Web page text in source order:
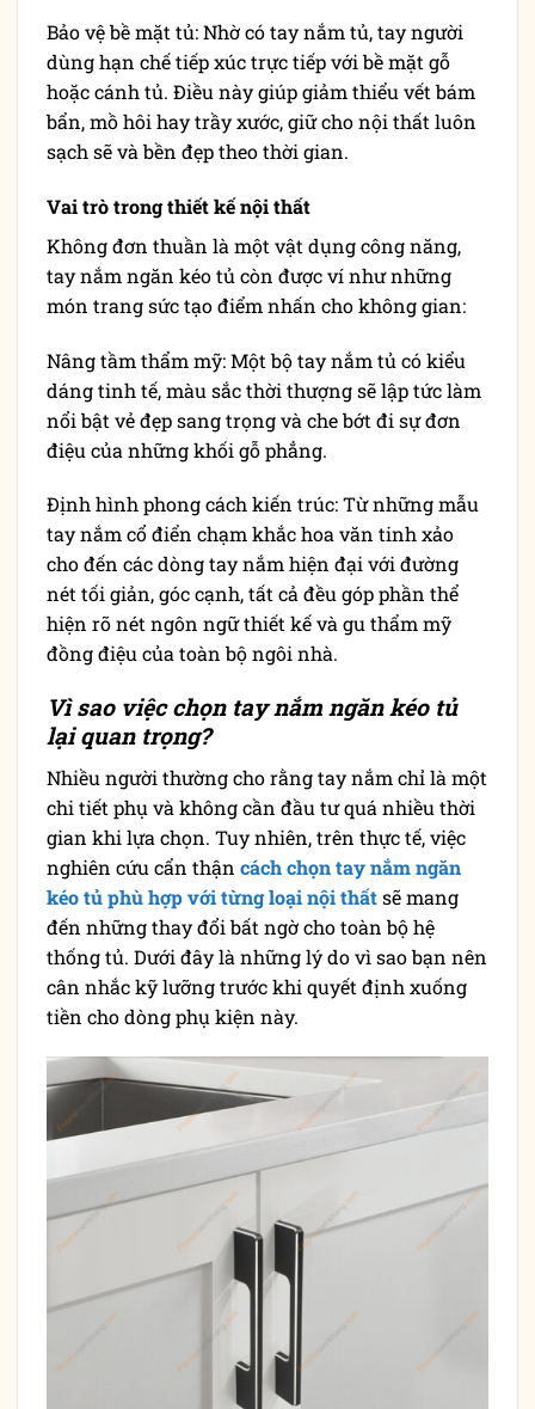
Bảo vệ bề mặt tủ: Nhờ có tay nắm tủ, tay người
dùng hạn chế tiếp xúc trực tiếp với bề mặt gỗ
hoặc cánh tủ. Điều này giúp giảm thiểu vết bám
bẩn, mồ hôi hay trầy xước, giữ cho nội thất luôn
sạch sẽ và bền đẹp theo thời gian.
Vai trò trong thiết kế nội thất
Không đơn thuần là một vật dụng công năng,
tay nắm ngăn kéo tủ còn được ví như những
món trang sức tạo điểm nhấn cho không gian:
Nâng tầm thẩm mỹ: Một bộ tay nắm tủ có kiểu
dáng tinh tế, màu sắc thời thượng sẽ lập tức làm
nổi bật vẻ đẹp sang trọng và che bớt đi sự đơn
điệu của những khối gỗ phẳng.
Định hình phong cách kiến trúc: Từ những mẫu
tay nắm cổ điển chạm khắc hoa văn tinh xảo
cho đến các dòng tay nắm hiện đại với đường
nét tối giản, góc cạnh, tất cả đều góp phần thể
hiện rõ nét ngôn ngữ thiết kế và gu thẩm mỹ
đồng điệu của toàn bộ ngôi nhà.
Vì sao việc chọn tay nắm ngăn kéo tủ
lại quan trọng?
Nhiều người thường cho rằng tay nắm chỉ là một
chi tiết phụ và không cần đầu tư quá nhiều thời
gian khi lựa chọn. Tuy nhiên, trên thực tế, việc
nghiên cứu cẩn thận cách chọn tay nắm ngăn
kéo tủ phù hợp với từng loại nội thấtsẽ mang
đến những thay đổi bất ngờ cho toàn bộ hệ
thống tủ. Dưới đây là những lý do vì sao bạn nên
cân nhắc kỹ lưỡng trước khi quyết định xuống
tiền cho dòng phụ kiện này.